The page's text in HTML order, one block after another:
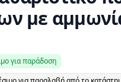
με
για παράδοση